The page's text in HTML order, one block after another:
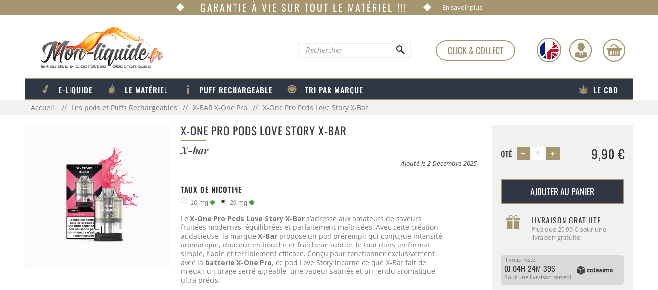
GARANTIE À VIE SUR TOUT LE MATÉRIEL !!! En savoir plus
CLICK & COLLECT
E-LIQUIDE LE MATÉRIEL PUFF RECHARGEABLE TRI PAR MARQUE LE CBD
Accueil Les pods et Puffs Rechargeables X-BAR X-One Pro X-One Pro Pods Love Story X-Bar
X-ONE PRO PODS LOVE STORY X-BAR
X-bar
Ajouté le 2 Décembre 2025
TAUX DE NICOTINE
10 mg 20 mg
LeX-One Pro Pods Love Story X-Bar s’adresse aux amateurs de saveurs
fruitées modernes, équilibrées et parfaitement maîtrisées. Avec cette création
audacieuse, la marqueX-Bar propose un pod prérempli qui conjugue intensité
aromatique, douceur en bouche et fraîcheur subtile, le tout dans un format
simple, fiable et terriblement efficace. Conçu pour fonctionner exclusivement
avec la batterie X-One Pro, ce pod Love Story incarne ce que X-Bar fait de
mieux : un tirage serré agréable, une vapeur satinée et un rendu aromatique
ultra précis.
QTÉ 9,90 €
AJOUTER AU PANIER
LIVRAISON GRATUITE
Plus que 29,99 € pour une
livraison gratuite
Il vous reste
0J 04H 24M 39S
Pour une livraison samedi